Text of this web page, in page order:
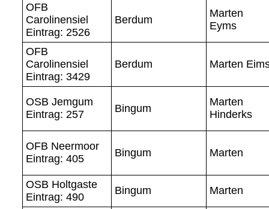
OFB
Carolinensiel
Eintrag: 2526
Berdum
Marten
Eyms
OFB
Carolinensiel
Eintrag: 3429
Berdum Marten
OSB Jemgum
Eintrag: 257
Bingum
Marten
Hinderks
OFB Neermoor
Eintrag: 405
Bingum Marten
OSB Holtgaste
Eintrag: 490
Bingum Marten